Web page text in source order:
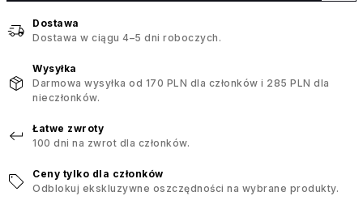
Dostawa
Dostawa w ciągu 4–5 dni roboczych.
Wysyłka
Darmowa wysyłka od 170 PLN dla członków i 285 PLN dla
nieczłonków.
Łatwe zwroty
100 dni na zwrot dla członków.
Ceny tylko dla członków
Odblokuj ekskluzywne oszczędności na wybrane produkty.